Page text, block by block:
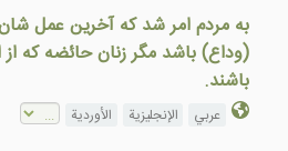
به مردم امر شد كه آخرين عمل
(وداع) باشد مگر زنان حائضه كه
باشند.
عربي الإنجليزية الأوردية